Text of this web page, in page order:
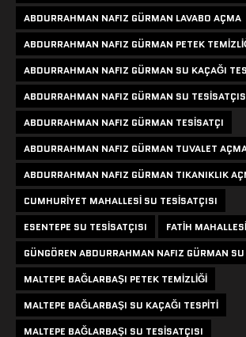
ABDURRAHMAN NAFIZ GÜRMAN LAVABO AÇMA
ABDURRAHMAN NAFIZ GÜRMAN PETEK
ABDURRAHMAN NAFIZ GÜRMAN SU KAÇAĞI
ABDURRAHMAN NAFIZ GÜRMAN SU
ABDURRAHMAN NAFIZ GÜRMAN TESISATÇI
ABDURRAHMAN NAFIZ GÜRMAN TUVALET
ABDURRAHMAN NAFIZ GÜRMAN TIKANIKLIK
CUMHURIYET MAHALLESI SU TESISATÇISI
ESENTEPE SU TESISATÇISI
FATIH
GÜNGÖREN ABDURRAHMAN NAFIZ GÜRMAN
MALTEPE BAĞLARBAŞI PETEK TEMIZLIĞI
MALTEPE BAĞLARBAŞI SU KAÇAĞI TESPITI
MALTEPE BAĞLARBAŞI SU TESISATÇISI